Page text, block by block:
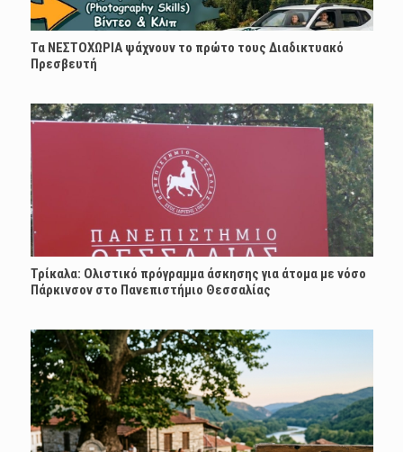
Τα ΝΕΣΤΟΧΩΡΙΑ ψάχνουν το πρώτο τους Διαδικτυακό
Πρεσβευτή
Τρίκαλα: Ολιστικό πρόγραμμα άσκησης για άτομα με νόσο
Πάρκινσον στο Πανεπιστήμιο Θεσσαλίας